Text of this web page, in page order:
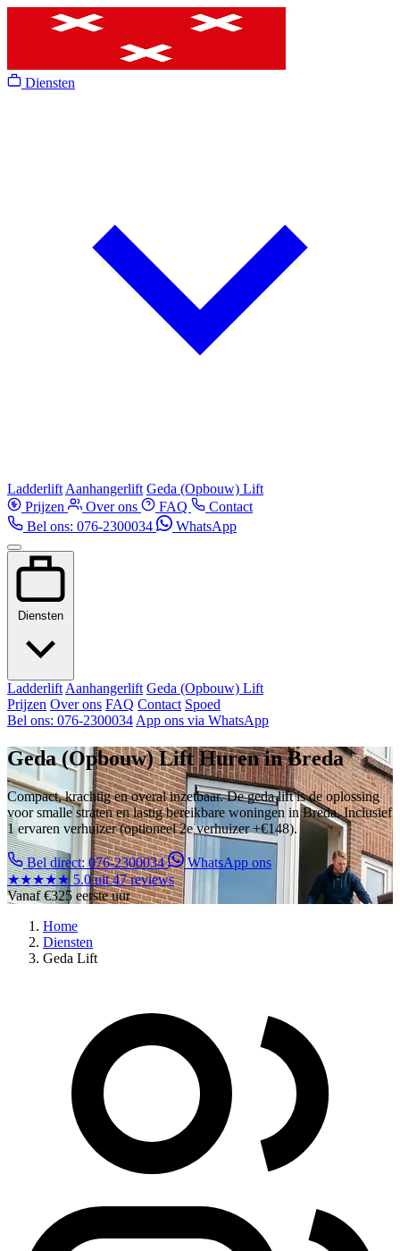
Diensten
Ladderlift Aanhangerlift Geda (Opbouw) Lift
Prijzen
Over ons FAQ
Contact
Bel ons: 076-2300034
WhatsApp
Diensten
Ladderlift Aanhangerlift Geda (Opbouw) Lift
Prijzen Over ons FAQ Contact Spoed
Bel ons: 076-2300034 App ons via WhatsApp
Geda (Opbouw) Lift Huren in Breda
Compact, krachtig en overal inzetbaar. De geda lift is de oplossing
voor smalle straten en lastig bereikbare woningen in Breda. Inclusief
1 ervaren verhuizer (optioneel 2e verhuizer +€148).
Bel direct: 076-2300034
WhatsApp ons
★★★★★ 5.0 uit 47 reviews
Vanaf €325 eerste uur
Home
Diensten
Geda Lift